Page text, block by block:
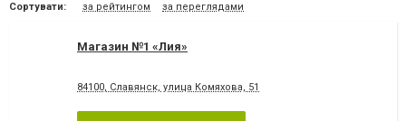
Сортувати: за рейтингом за переглядами
Магазин №1 «Лия»
84100, Славянск, улица Комяхова, 51